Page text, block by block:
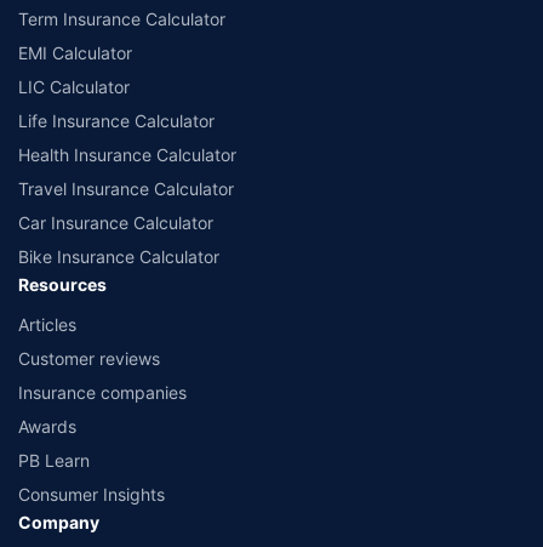
to 2.5 lacs.
++Source - Google Review Rating available on:- http://bit.ly/3J20bXZ
educational purpose only and is not meant for sale. Investment is subject to
advisor before planning your investments.
Term Insurance Calculator
EMI Calculator
LIC Calculator
Life Insurance Calculator
Health Insurance Calculator
Travel Insurance Calculator
Car Insurance Calculator
Bike Insurance Calculator
Resources
Articles
Customer reviews
Insurance companies
Awards
PB Learn
Consumer Insights
Company